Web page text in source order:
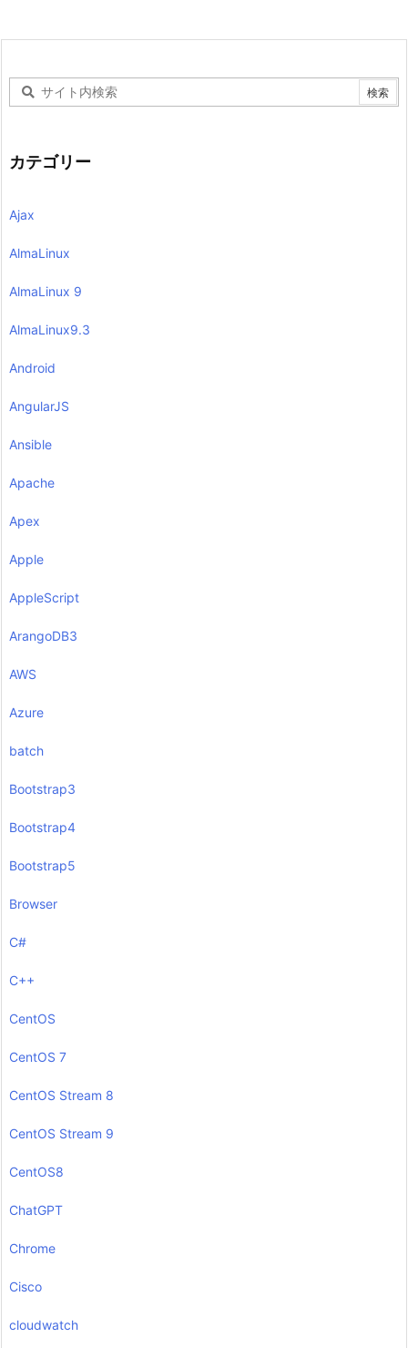
カテゴリー
Ajax
AlmaLinux
AlmaLinux 9
AlmaLinux9.3
Android
AngularJS
Ansible
Apache
Apex
Apple
AppleScript
ArangoDB3
AWS
Azure
batch
Bootstrap3
Bootstrap4
Bootstrap5
Browser
C#
C++
CentOS
CentOS 7
CentOS Stream 8
CentOS Stream 9
CentOS8
ChatGPT
Chrome
Cisco
cloudwatch